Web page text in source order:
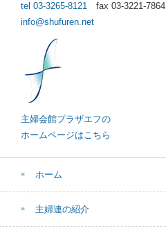
tel 03-3265-8121 fax 03-3221-7864
info@shufuren.net
主婦会館プラザエフの
ホームページはこちら
ホーム
主婦連の紹介